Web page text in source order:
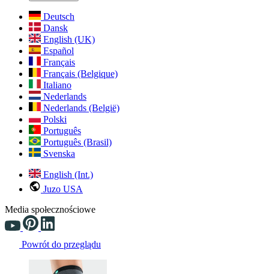
Deutsch
Dansk
English (UK)
Español
Français
Français (Belgique)
Italiano
Nederlands
Nederlands (België)
Polski
Português
Português (Brasil)
Svenska
English (Int.)
Juzo USA
Media społecznościowe
Powrót do przeglądu